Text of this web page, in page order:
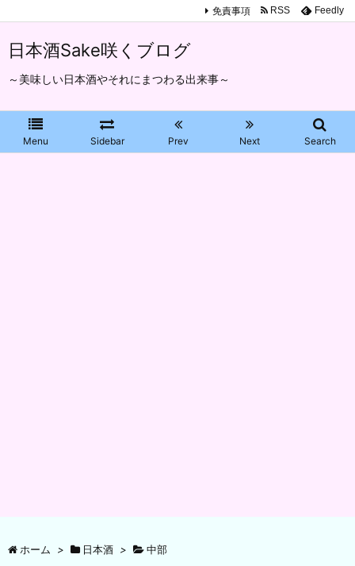
日本酒Sake咲くブログ
～美味しい日本酒やそれにまつわる出来事～
Menu Sidebar Prev Next Search
免責事項 RSS Feedly
ホーム > 日本酒 > 中部